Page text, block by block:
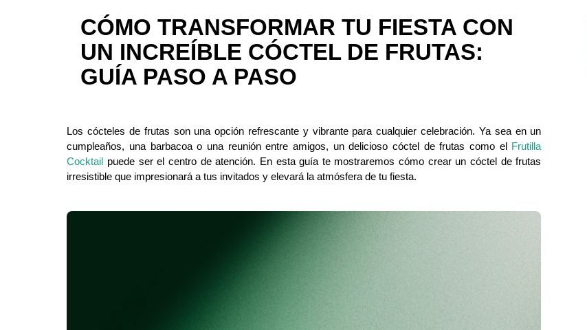
CÓMO TRANSFORMAR TU FIESTA CON
UN INCREÍBLE CÓCTEL DE FRUTAS:
GUÍA PASO A PASO
Los cócteles de frutas son una opción refrescante y vibrante para cualquier celebración. Ya sea en un
cumpleaños, una barbacoa o una reunión entre amigos, un delicioso cóctel de frutas como el Frutilla
Cocktail puede ser el centro de atención. En esta guía te mostraremos cómo crear un cóctel de frutas
irresistible que impresionará a tus invitados y elevará la atmósfera de tu fiesta.